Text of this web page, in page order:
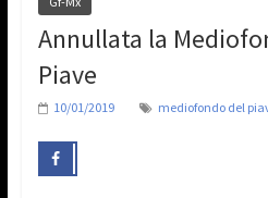
Annullata la
Piave
10/01/2019 mediofondo del